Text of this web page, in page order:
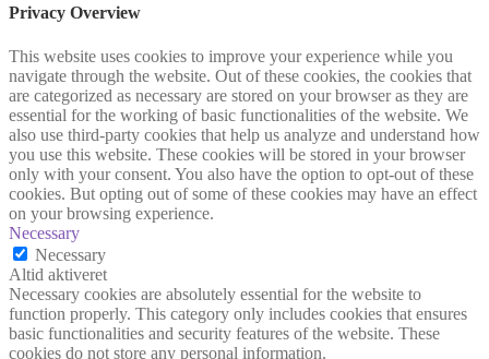
Privacy Overview
This website uses cookies to improve your experience while you
navigate through the website. Out of these cookies, the cookies that
are categorized as necessary are stored on your browser as they are
essential for the working of basic functionalities of the website. We
also use third-party cookies that help us analyze and understand how
you use this website. These cookies will be stored in your browser
only with your consent. You also have the option to opt-out of these
cookies. But opting out of some of these cookies may have an effect
on your browsing experience.
Necessary
Necessary
Altid aktiveret
Necessary cookies are absolutely essential for the website to
function properly. This category only includes cookies that ensures
basic functionalities and security features of the website. These
cookies do not store any personal information.